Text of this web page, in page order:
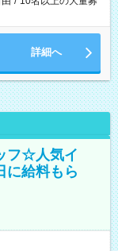
詳細へ
フ☆人気イ
に給料もら